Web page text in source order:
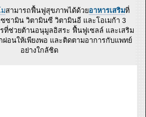
สามารถฟื้นฟูสุขภาพได้ด้วยอาหารเสริมที่
ซซามิน วิตามินซี วิตามินอี และโอเมก้า 3
ที่ช่วยต้านอนุมูลอิสระ ฟื้นฟูเซลล์ และเสริม
อนให้เพียงพอ และติดตามอาการกับแพทย์
อย่างใกล้ชิด